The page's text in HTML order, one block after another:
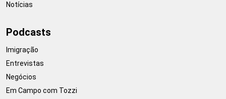
Notícias
Podcasts
Imigração
Entrevistas
Negócios
Em Campo com Tozzi